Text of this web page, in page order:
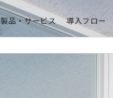
製品・サービス 導入フロー